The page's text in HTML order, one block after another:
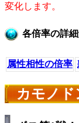
変化します。
各倍率の詳
属性相性の倍率
カモノド